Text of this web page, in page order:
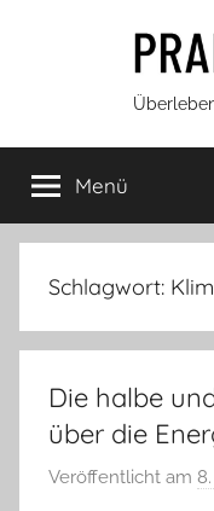
Prabels
Blog
Menü
Schlagwort:
Die halbe
über die
Veröffentlicht am